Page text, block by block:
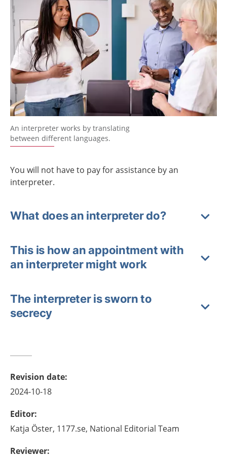
An interpreter works by translating
between different languages.
You will not have to pay for assistance by an
interpreter.
What does an interpreter do?
This is how an appointment with
an interpreter might work
The interpreter is sworn to
secrecy
Revision date:
2024-10-18
Editor:
Katja Öster, 1177.se, National Editorial Team
Reviewer: